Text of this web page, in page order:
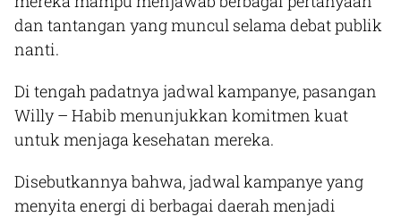
dan tantangan yang muncul selama debat publik
nanti.
Di tengah padatnya jadwal kampanye, pasangan
Willy – Habib menunjukkan komitmen kuat
untuk menjaga kesehatan mereka.
Disebutkannya bahwa, jadwal kampanye yang
menyita energi di berbagai daerah menjadi